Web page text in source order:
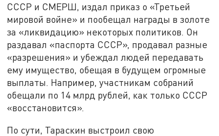
СССР и СМЕРШ, издал приказ о «Третьей
мировой войне» и пообещал награды в золоте
за «ликвидацию» некоторых политиков. Он
раздавал «паспорта СССР», продавал разные
«разрешения» и убеждал людей передавать
ему имущество, обещая в будущем огромные
выплаты. Например, участникам собраний
обещали по 14 млрд рублей, как только СССР
«восстановится».
По сути, Тараскин выстроил свою